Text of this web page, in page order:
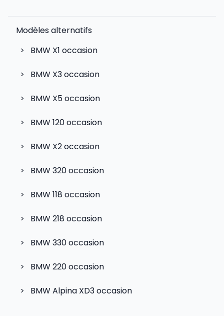
Modèles alternatifs
>
BMW X1 occasion
> BMW X3occasion
> BMW X5occasion
> BMW 120occasion
> BMW X2occasion
> BMW 320occasion
> BMW 118occasion
> BMW 218occasion
> BMW 330occasion
> BMW 220occasion
> BMW Alpina XD3occasion